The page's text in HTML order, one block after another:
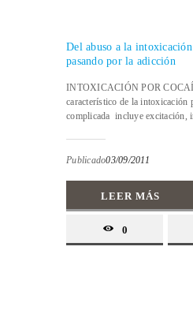
Del abuso a la
pasando por la adicción
INTOXICACIÓN POR
característico de la intoxicación
complicada incluye excitación,
Publicado03/09/2011
LEER MÁS
0